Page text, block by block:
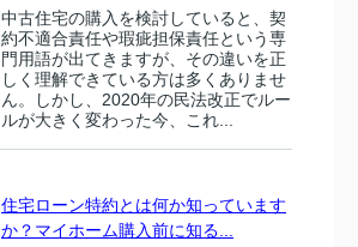
中古住宅の購入を検討していると、契
約不適合責任や瑕疵担保責任という専
門用語が出てきますが、その違いを正
しく理解できている方は多くありませ
ん。しかし、2020年の民法改正でルー
ルが大きく変わった今、これ...
住宅ローン特約とは何か知っています
か？マイホーム購入前に知る...